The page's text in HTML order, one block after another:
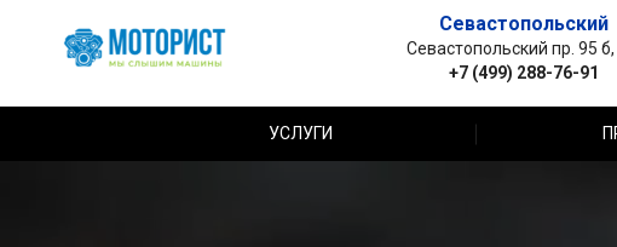
Севастопольский
Севастопольский пр. 95 б,
+7 (499) 288-76-91
УСЛУГИ